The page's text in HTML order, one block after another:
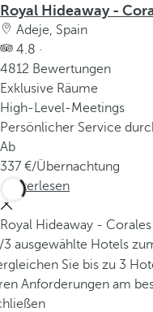
Royal Hideaway -
Adeje, Spain
4.8 ·
4812 Bewertungen
Exklusive Räume
High-Level-Meetings
Persönlicher Service
Ab
337
/Übernachtung
Weiterlesen
Royal Hideaway -
/3 ausgewählte Hotels
Sie bis zu 3
Anforderungen am